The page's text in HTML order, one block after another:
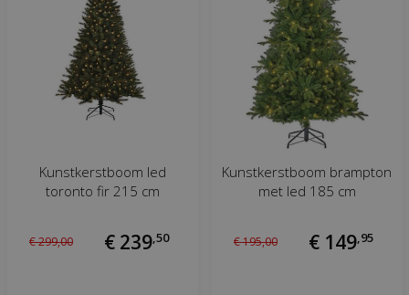
Kunstkerstboom led
toronto fir 215 cm
€299,00 € 239, 50
Kunstkerstboom brampton
met led 185 cm
€195,00 € 149, 95